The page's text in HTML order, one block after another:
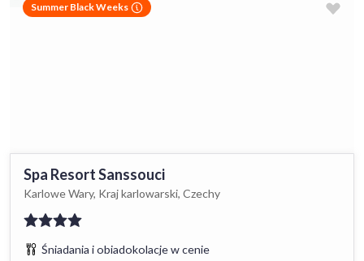
Summer Black Weeks
Spa Resort Sanssouci
Karlowe Wary, Kraj karlowarski, Czechy
Śniadania i obiadokolacje w cenie